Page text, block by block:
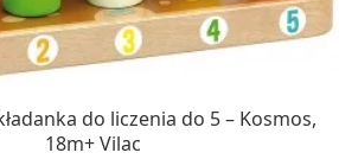
do liczenia do 5 – Kosmos,
18m+ Vilac